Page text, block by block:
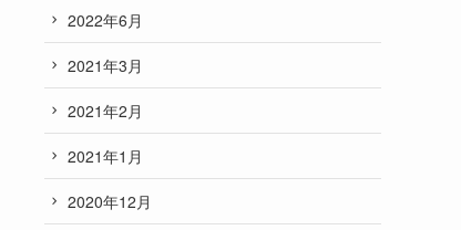
2022年6月
2021年3月
2021年2月
2021年1月
2020年12月